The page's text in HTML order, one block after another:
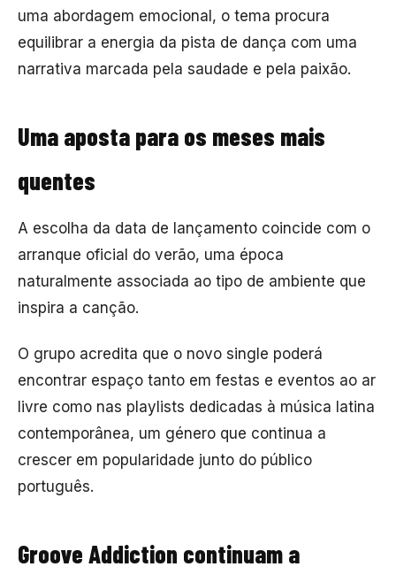
uma abordagem emocional, o tema procura
equilibrar a energia da pista de dança com uma
narrativa marcada pela saudade e pela paixão.
Uma aposta para os meses mais
quentes
A escolha da data de lançamento coincide com o
arranque oficial do verão, uma época
naturalmente associada ao tipo de ambiente que
inspira a canção.
O grupo acredita que o novo single poderá
encontrar espaço tanto em festas e eventos ao ar
livre como nas playlists dedicadas à música latina
contemporânea, um género que continua a
crescer em popularidade junto do público
português.
Groove Addiction continuam a